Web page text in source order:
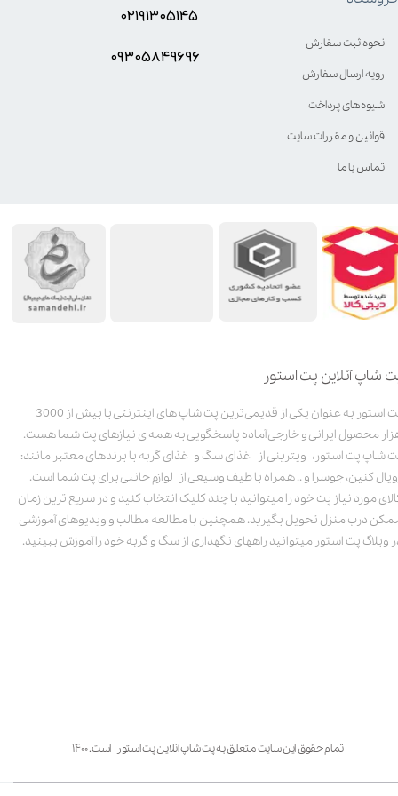
شاپ آنلاین پت استور
پت استور به عنوان یکی از قدیمی‌ترین پت شاپ های اینترنتی با بیش از 3000
محصول ایرانی و خارجی آماده پاسخگویی به همه ی نیازهای پت شما هست.
شاپ پت استور، ویترینی از غذای سگ و غذای گربه با برندهای معتبر مانند:
کنین، جوسرا و .. همراه با طیف وسیعی از لوازم جانبی برای پت شما است.
مورد نیاز پت خود را میتوانید با چند کلیک انتخاب کنید و در سریع ترین زمان
درب منزل تحویل بگیرید. همچنین با مطالعه مطالب و ویدیوهای آموزشی
وبلاگ پت استور میتوانید راههای نگهداری از سگ و گربه خود را آموزش ببینید.
تمام حقوق این سایت متعلق به پت شاپ آنلاین پت استور است. ۱۴۰۰
نحوه ثبت سفارش
رویه ارسال سفارش
شیوه‌های پرداخت
قوانین و مقررات سایت
تماس با ما
۰۲۱۹۱۳۰۵۱۴۵
۰۹۳۰۵8۴9696